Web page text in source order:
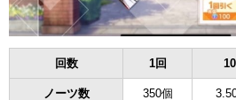
回数 1回
ノーツ数 350個